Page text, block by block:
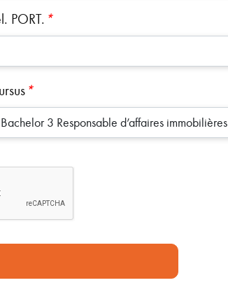
PORT. *
*
Bachelor 3 Responsable d’affaires immobilières